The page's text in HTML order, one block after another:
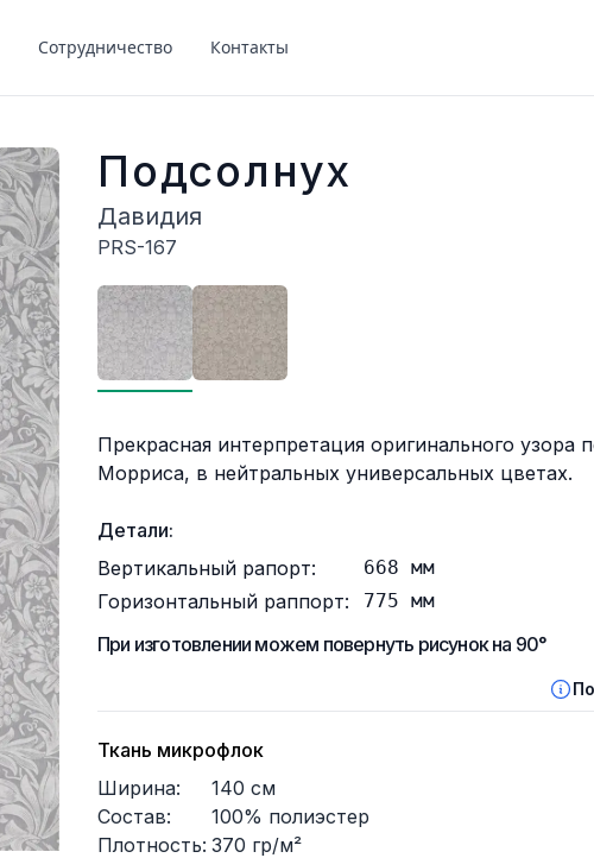
Сотрудничество Контакты
Подсолнух
Давидия
PRS-167
Описание
Прекрасная интерпретация оригинального узора
Морриса, в нейтральных универсальных цветах.
Детали:
Вертикальный рапорт:
668 мм
Горизонтальный раппорт: 775 мм
При изготовлении можем повернуть рисунок на 90°
Ткань микрофлок
Ширина:
140 см
Состав:
100% полиэстер
Плотность: 370 гр/м²